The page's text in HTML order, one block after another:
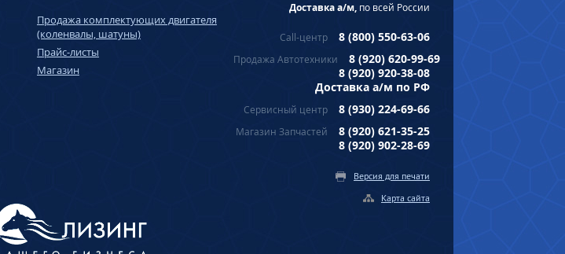
Продажа комплектующих двигателя
(коленвалы, шатуны)
Прайс-листы
Магазин
Доставка а/м, по всей России
Call-центр 8 (800) 550-63-06
Продажа Автотехники
8 (920) 620-99-69
8 (920) 920-38-08
Доставка а/м по РФ
Сервисный центр 8 (930) 224-69-66
Магазин Запчастей
8 (920) 621-35-25
8 (920) 902-28-69
Версия для печати
Карта сайта